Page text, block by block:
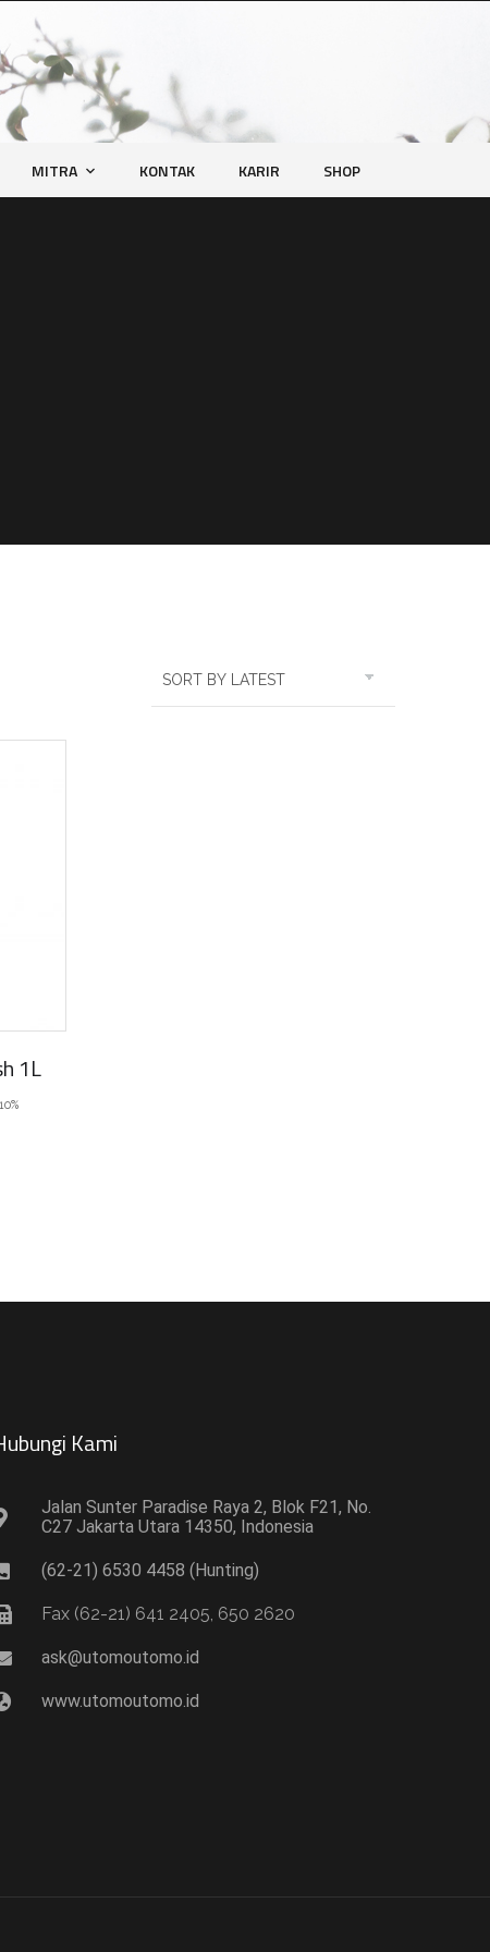
MITRA KONTAK KARIR SHOP
1L
Kami​
Jalan Sunter Paradise Raya 2, Blok F21, No.
C27 Jakarta Utara 14350, Indonesia
(62-21) 6530 4458 (Hunting)
Fax (62-21) 641 2405, 650 2620
ask@utomoutomo.id
www.utomoutomo.id